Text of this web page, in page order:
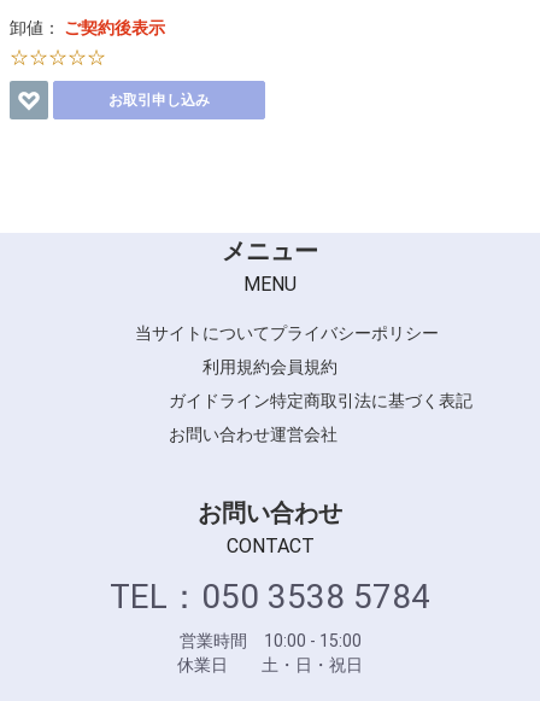
卸値： ご契約後表示
☆☆☆☆☆
お取引申し込み
メニュー
MENU
当サイトについてプライバシーポリシー
利用規約会員規約
ガイドライン特定商取引法に基づく表記
お問い合わせ運営会社
お問い合わせ
CONTACT
TEL：050 3538 5784
営業時間 10:00 - 15:00
休業日 土・日・祝日